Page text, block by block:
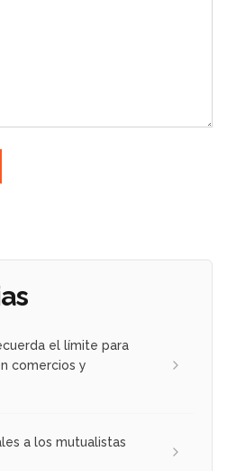
el límite para
comercios y
a los mutualistas